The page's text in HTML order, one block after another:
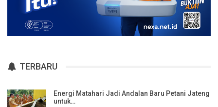
TERBARU
Energi Matahari Jadi Andalan Baru Petani Jateng
untuk…